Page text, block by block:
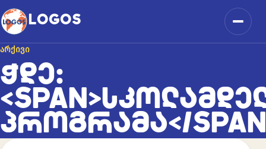
კონტენტზე გადასვლა
LOGOS
ᲐᲠᲥᲘᲕᲘ
ᲭᲓᲔ:
ᲞᲠᲝᲒᲠᲐᲛᲐ</